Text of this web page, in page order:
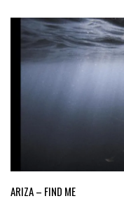
ARIZA – FIND ME